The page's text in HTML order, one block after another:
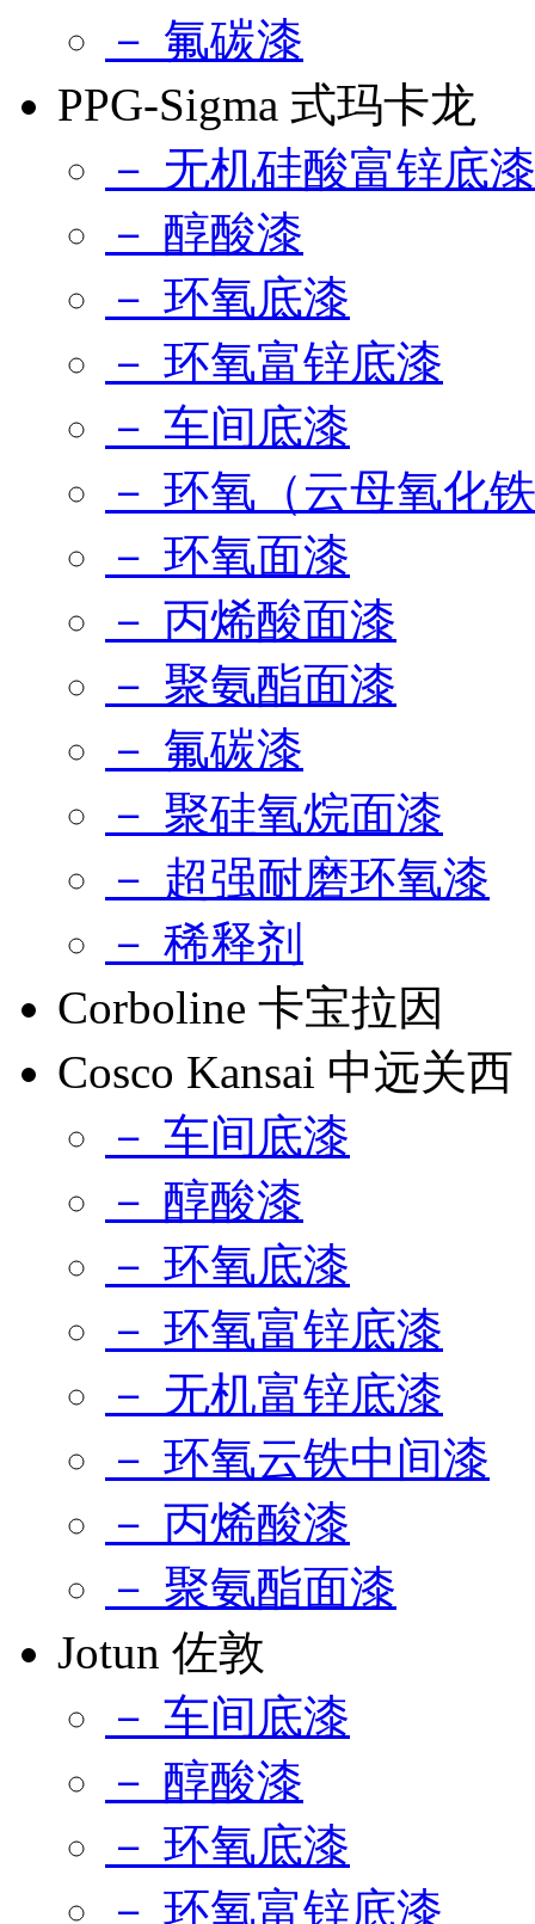
－ 氟碳漆
PPG-Sigma 式玛卡龙
－ 无机硅酸富锌底漆
－ 醇酸漆
－ 环氧底漆
－ 环氧富锌底漆
－ 车间底漆
－ 环氧（云母氧化
－ 环氧面漆
－ 丙烯酸面漆
－ 聚氨酯面漆
－ 氟碳漆
－ 聚硅氧烷面漆
－ 超强耐磨环氧漆
－ 稀释剂
Corboline 卡宝拉因
Cosco Kansai 中远关西
－ 车间底漆
－ 醇酸漆
－ 环氧底漆
－ 环氧富锌底漆
－ 无机富锌底漆
－ 环氧云铁中间漆
－ 丙烯酸漆
－ 聚氨酯面漆
Jotun 佐敦
－ 车间底漆
－ 醇酸漆
－ 环氧底漆
－ 环氧富锌底漆